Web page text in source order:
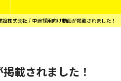
設株式会社 中途採用向け動画が掲載されました！
載されました！